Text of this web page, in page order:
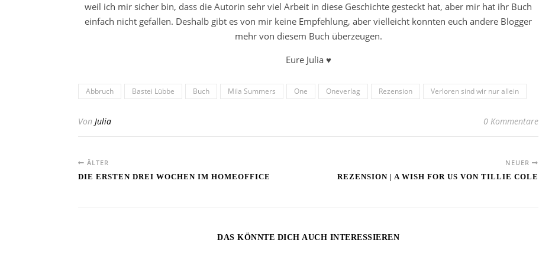
weil ich mir sicher bin, dass die Autorin sehr viel Arbeit in diese Geschichte gesteckt hat, aber mir hat ihr Buch
einfach nicht gefallen. Deshalb gibt es von mir keine Empfehlung, aber vielleicht konnten euch andere Blogger
mehr von diesem Buch überzeugen.
Eure Julia ♥
Abbruch Bastei Lübbe Buch Mila Summers One Oneverlag Rezension Verloren sind wir nur allein
Von Julia 0 Kommentare
ÄLTER
DIE ERSTEN DREI WOCHEN IM HOMEOFFICE
NEUER
REZENSION | A WISH FOR US VON TILLIE COLE
DAS KÖNNTE DICH AUCH INTERESSIEREN